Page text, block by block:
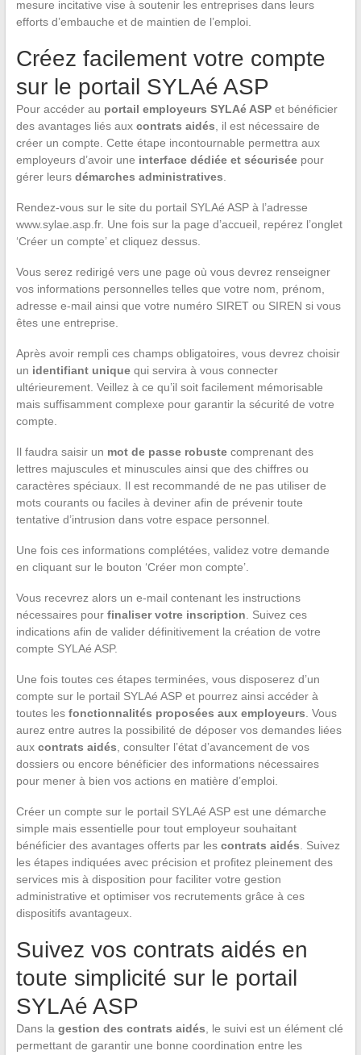
mesure incitative vise à soutenir les entreprises dans leurs
efforts d’embauche et de maintien de l’emploi.
Créez facilement votre compte
sur le portail SYLAé ASP
Pour accéder au portail employeurs SYLAé ASPet bénéficier
des avantages liés aux contrats aidés, il est nécessaire de
créer un compte. Cette étape incontournable permettra aux
employeurs d’avoir une interface dédiée et sécuriséepour
gérer leurs démarches administratives.
Rendez-vous sur le site du portail SYLAé ASP à l’adresse
www.sylae.asp.fr. Une fois sur la page d’accueil, repérez l’onglet
‘Créer un compte’ et cliquez dessus.
Vous serez redirigé vers une page où vous devrez renseigner
vos informations personnelles telles que votre nom, prénom,
adresse e-mail ainsi que votre numéro SIRET ou SIREN si vous
êtes une entreprise.
Après avoir rempli ces champs obligatoires, vous devrez choisir
un identifiant uniquequi servira à vous connecter
ultérieurement. Veillez à ce qu’il soit facilement mémorisable
mais suffisamment complexe pour garantir la sécurité de votre
compte.
Il faudra saisir un mot de passe robustecomprenant des
lettres majuscules et minuscules ainsi que des chiffres ou
caractères spéciaux. Il est recommandé de ne pas utiliser de
mots courants ou faciles à deviner afin de prévenir toute
tentative d’intrusion dans votre espace personnel.
Une fois ces informations complétées, validez votre demande
en cliquant sur le bouton ‘Créer mon compte’.
Vous recevrez alors un e-mail contenant les instructions
nécessaires pour finaliser votre inscription. Suivez ces
indications afin de valider définitivement la création de votre
compte SYLAé ASP.
Une fois toutes ces étapes terminées, vous disposerez d’un
compte sur le portail SYLAé ASP et pourrez ainsi accéder à
toutes les fonctionnalités proposées aux employeurs. Vous
aurez entre autres la possibilité de déposer vos demandes liées
aux contrats aidés, consulter l’état d’avancement de vos
dossiers ou encore bénéficier des informations nécessaires
pour mener à bien vos actions en matière d’emploi.
Créer un compte sur le portail SYLAé ASP est une démarche
simple mais essentielle pour tout employeur souhaitant
bénéficier des avantages offerts par les contrats aidés. Suivez
les étapes indiquées avec précision et profitez pleinement des
services mis à disposition pour faciliter votre gestion
administrative et optimiser vos recrutements grâce à ces
dispositifs avantageux.
Suivez vos contrats aidés en
toute simplicité sur le portail
SYLAé ASP
Dans la gestion des contrats aidés, le suivi est un élément clé
permettant de garantir une bonne coordination entre les